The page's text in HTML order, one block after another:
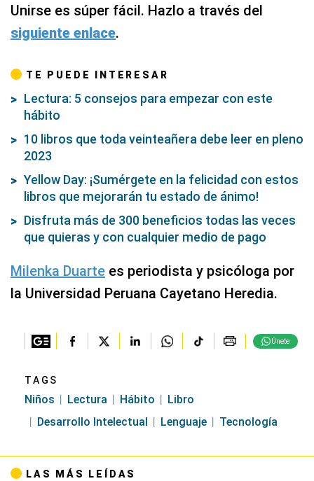
Unirse es súper fácil. Hazlo a través del
siguiente enlace.
TE PUEDE INTERESAR
Lectura: 5 consejos para empezar con este
hábito
10 libros que toda veinteañera debe leer en pleno
2023
Yellow Day: ¡Sumérgete en la felicidad con estos
libros que mejorarán tu estado de ánimo!
Disfruta más de 300 beneficios todas las veces
que quieras y con cualquier medio de pago
Milenka Duarte es periodista y psicóloga por
la Universidad Peruana Cayetano Heredia.
Únete
TAGS
Niños Lectura Hábito
Libro
Desarrollo Intelectual
Lenguaje Tecnología
LAS MÁS LEÍDAS